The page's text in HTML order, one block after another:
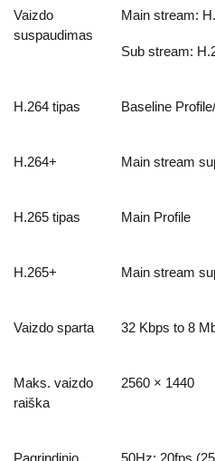
Vaizdo
suspaudimas
Main stream:
Sub stream:
H.264 tipas Baseline
H.264+ Main stream
H.265 tipas Main Profile
H.265+ Main stream
Vaizdo sparta 32 Kbps to 8
Maks. vaizdo
raiška
2560 × 1440
Pagrindinio 50Hz: 20fps